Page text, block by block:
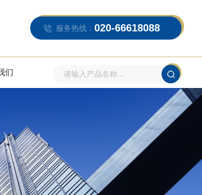
服务热线： 020-66618088
们